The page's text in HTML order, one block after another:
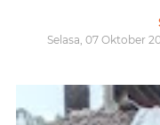
Selasa, 07 Oktober